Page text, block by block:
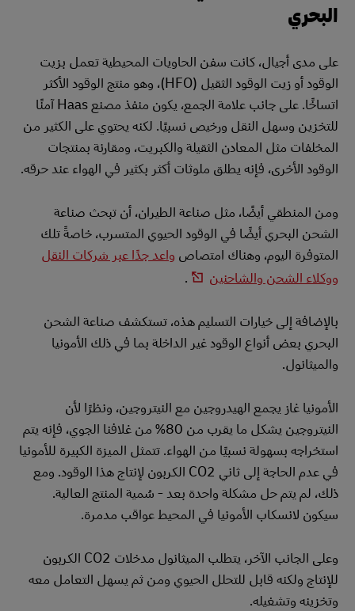
البحري
على مدى أجيال، كانت سفن الحاويات المحيطية تعمل بزيت
الوقود أو زيت الوقود الثقيل (HFO)، وهو منتج الوقود الأكثر
اتساخًا. على جانب علامة الجمع، يكون منفذ مصنع Haas آمنًا
للتخزين وسهل النقل ورخيص نسبيًا. لكنه يحتوي على الكثير من
المخلفات مثل المعادن الثقيلة والكبريت، ومقارنة بمنتجات
الوقود الأخرى، فإنه يطلق ملوثات أكثر بكثير في الهواء عند حرقه.
ومن المنطقي أيضًا، مثل صناعة الطيران، أن تبحث صناعة
الشحن البحري أيضًا في الوقود الحيوي المتسرب، خاصةً تلك
المتوفرة اليوم، وهناك امتصاص واعد جدًا عبر شركات النقل
ووكلاء الشحن والشاحنين
.
بالإضافة إلى خيارات التسليم هذه، تستكشف صناعة الشحن
البحري بعض أنواع الوقود غير الداخلة بما في ذلك الأمونيا
والميثانول.
الأمونيا غاز يجمع الهيدروجين مع النيتروجين، ونظرًا لأن
النيتروجين يشكل ما يقرب من 80% من غلافنا الجوي، فإنه يتم
استخراجه بسهولة نسبيًا من الهواء. تتمثل الميزة الكبيرة للأمونيا
في عدم الحاجة إلى ثاني CO2 الكربون لإنتاج هذا الوقود. ومع
ذلك، لم يتم حل مشكلة واحدة بعد - سُمية المنتج العالية.
سيكون لانسكاب الأمونيا في المحيط عواقب مدمرة.
وعلى الجانب الآخر، يتطلب الميثانول مدخلات CO2 الكربون
للإنتاج ولكنه قابل للتحلل الحيوي ومن ثم يسهل التعامل معه
وتخزينه وتشغيله.